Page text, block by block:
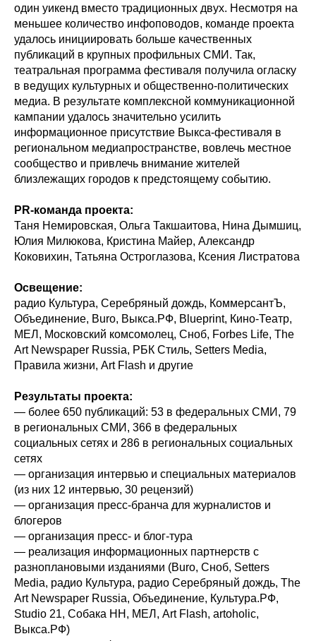
один уикенд вместо традиционных двух. Несмотря на
меньшее количество инфоповодов, команде проекта
удалось инициировать больше качественных
публикаций в крупных профильных СМИ. Так,
театральная программа фестиваля получила огласку
в ведущих культурных и общественно-политических
медиа. В результате комплексной коммуникационной
кампании удалось значительно усилить
информационное присутствие Выкса-фестиваля в
региональном медиапространстве, вовлечь местное
сообщество и привлечь внимание жителей
близлежащих городов к предстоящему событию.
PR-команда проекта:
Таня Немировская, Ольга Такшаитова, Нина Дымшиц,
Юлия Милюкова, Кристина Майер, Александр
Коковихин, Татьяна Остроглазова, Ксения Листратова
Освещение:
радио Культура, Серебряный дождь, КоммерсантЪ,
Объединение, Buro, Выкса.РФ, Blueprint, Кино-Театр,
МЕЛ, Московский комсомолец, Сноб, Forbes Life, The
Art Newspaper Russia, РБК Стиль, Setters Media,
Правила жизни, Art Flash и другие
Результаты проекта:
— более 650 публикаций: 53 в федеральных СМИ, 79
в региональных СМИ, 366 в федеральных
социальных сетях и 286 в региональных социальных
сетях
— организация интервью и специальных материалов
(из них 12 интервью, 30 рецензий)
— организация пресс-бранча для журналистов и
блогеров
— организация пресс- и блог-тура
— реализация информационных партнерств с
разноплановыми изданиями (Buro, Сноб, Setters
Media, радио Культура, радио Серебряный дождь, The
Art Newspaper Russia, Объединение, Культура.РФ,
Studio 21, Собака НН, МЕЛ, Art Flash, artoholic,
Выкса.РФ)